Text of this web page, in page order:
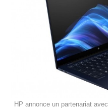
HP annonce un partenariat